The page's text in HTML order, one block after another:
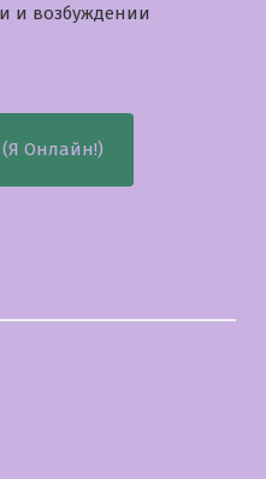
и возбуждении
Онлайн!)